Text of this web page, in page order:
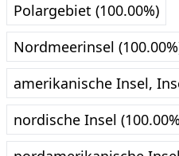
Polargebiet (100.00%)
Nordmeerinsel
amerikanische Insel,
nordische Insel